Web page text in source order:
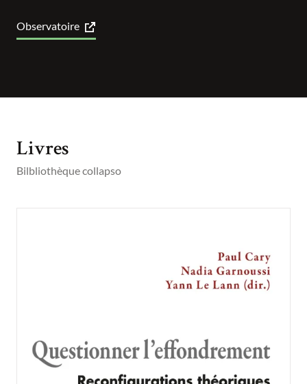
Observatoire
Livres
Bilbliothèque collapso